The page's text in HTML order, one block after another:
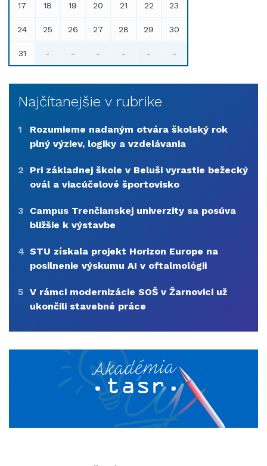
17 18 19 20 21 22 23
24 25 26 27 28 29 30
31 - - - - - -
Najčítanejšie v rubrike
1
Rozumieme nadaným otvára školský rok
plný výziev, logiky a vzdelávania
2
Pri základnej škole v Beluši vyrastie bežecký
ovál a viacúčelové športovisko
3
Campus Trenčianskej univerzity sa posúva
bližšie k výstavbe
4 STU získala projekt Horizon Europe na
posilnenie výskumu AI v oftalmológii
5 V rámci modernizácie SOŠ v Žarnovici už
ukončili stavebné práce